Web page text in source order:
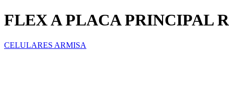
FLEX A PLACA PRINCIPAL
CELULARES ARMISA